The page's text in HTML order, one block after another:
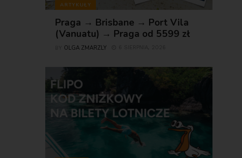
ARTYKUŁY
Praga → Brisbane → Port Vila
(Vanuatu) → Praga od 5599 zł
OLGA ZMARZLY